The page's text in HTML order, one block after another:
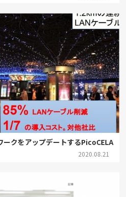
クをアップデートするPicoCELA
2020.08.21